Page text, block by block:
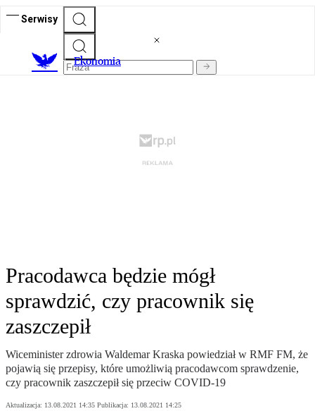
Serwisy
Ekonomia
Pracodawca będzie mógł
sprawdzić, czy pracownik się
zaszczepił
Wiceminister zdrowia Waldemar Kraska powiedział w RMF FM, że
pojawią się przepisy, które umożliwią pracodawcom sprawdzenie,
czy pracownik zaszczepił się przeciw COVID-19
Aktualizacja: 13.08.2021 14:35 Publikacja: 13.08.2021 14:25